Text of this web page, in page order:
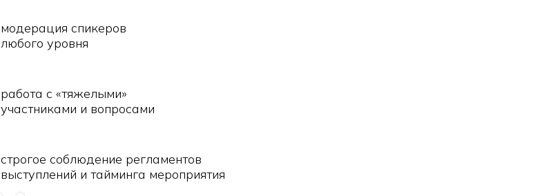
модерация спикеров
любого уровня
работа с «тяжелыми»
участниками и вопросами
строгое соблюдение регламентов
выступлений и тайминга мероприятия